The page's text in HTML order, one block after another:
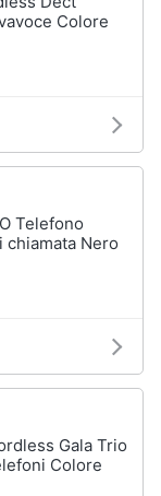
Colore
Telefono
chiamata Nero
Gala Trio
Colore